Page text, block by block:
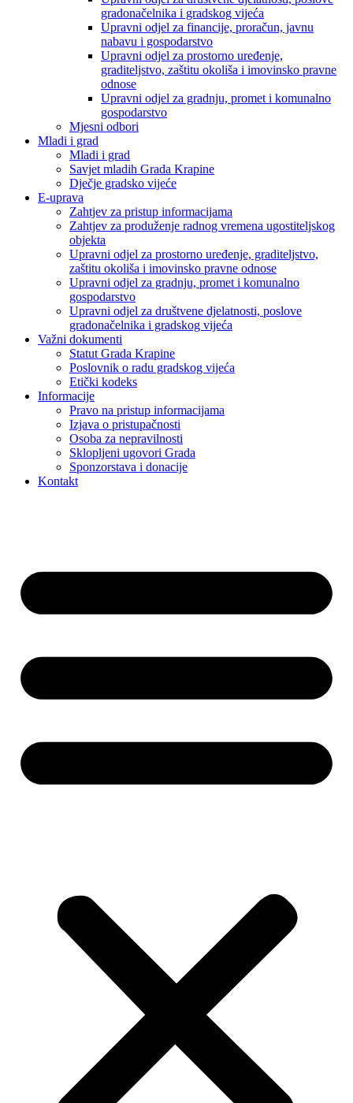
gradonačelnika i gradskog vijeća
Upravni odjel za financije, proračun, javnu
nabavu i gospodarstvo
Upravni odjel za prostorno uređenje,
graditeljstvo, zaštitu okoliša i imovinsko pravne
odnose
Upravni odjel za gradnju, promet i komunalno
gospodarstvo
Mjesni odbori
Mladi i grad
Mladi i grad
Savjet mladih Grada Krapine
Dječje gradsko vijeće
E-uprava
Zahtjev za pristup informacijama
Zahtjev za produženje radnog vremena ugostiteljskog
objekta
Upravni odjel za prostorno uređenje, graditeljstvo,
zaštitu okoliša i imovinsko pravne odnose
Upravni odjel za gradnju, promet i komunalno
gospodarstvo
Upravni odjel za društvene djelatnosti, poslove
gradonačelnika i gradskog vijeća
Važni dokumenti
Statut Grada Krapine
Poslovnik o radu gradskog vijeća
Etički kodeks
Informacije
Pravo na pristup informacijama
Izjava o pristupačnosti
Osoba za nepravilnosti
Sklopljeni ugovori Grada
Sponzorstava i donacije
Kontakt